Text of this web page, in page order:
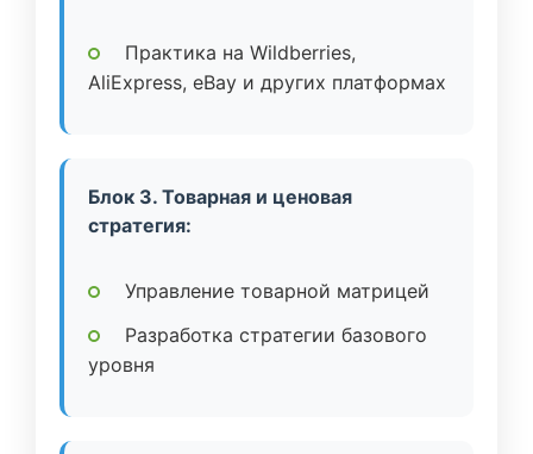
Практика на Wildberries,
AliExpress, eBay и других платформах
Блок 3. Товарная и ценовая
стратегия:
Управление товарной матрицей
Разработка стратегии базового
уровня